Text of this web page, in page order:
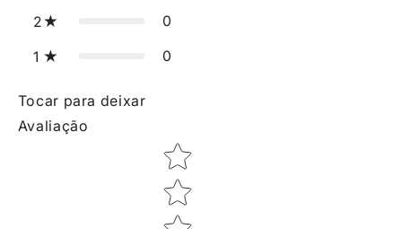
2 0
1 0
Tocar para deixar
Avaliação
Star rating